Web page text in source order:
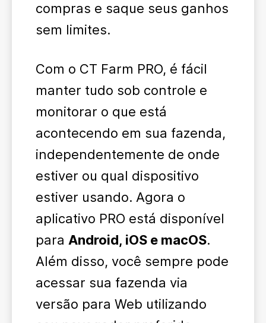
compras e saque seus ganhos
sem limites.
Com o CT Farm PRO, é fácil
manter tudo sob controle e
monitorar o que está
acontecendo em sua fazenda,
independentemente de onde
estiver ou qual dispositivo
estiver usando. Agora o
aplicativo PRO está disponível
para Android, iOS e macOS.
Além disso, você sempre pode
acessar sua fazenda via
versão para Web utilizando